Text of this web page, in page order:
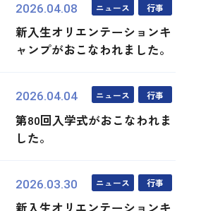
2026.04.08 ニュース 行事
新入生オリエンテーションキ
ャンプがおこなわれました。
2026.04.04 ニュース 行事
第80回入学式がおこなわれま
した。
2026.03.30 ニュース 行事
新入生オリエンテーションキ